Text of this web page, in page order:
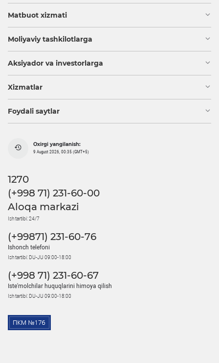
Matbuot xizmati
Moliyaviy tashkilotlarga
Aksiyador va investorlarga
Xizmatlar
Foydali saytlar
Oxirgi yangilanish:
9 August 2026, 00:35 (GMT+5)
1270
(+998 71) 231-60-00
Aloqa markazi
Ish tartibi: 24/7
(+99871) 231-60-76
Ishonch telefoni
Ish tartibi: DU-JU 09:00-18:00
(+998 71) 231-60-67
Iste'molchilar huquqlarini himoya qilish
Ish tartibi: DU-JU 09:00-18:00